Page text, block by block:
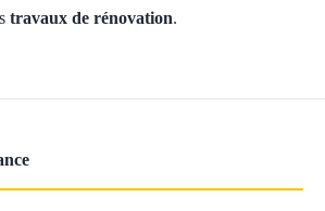
travaux de rénovation.